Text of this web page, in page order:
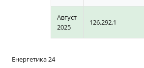
Август
2025
126.292,1
Енергетика 24